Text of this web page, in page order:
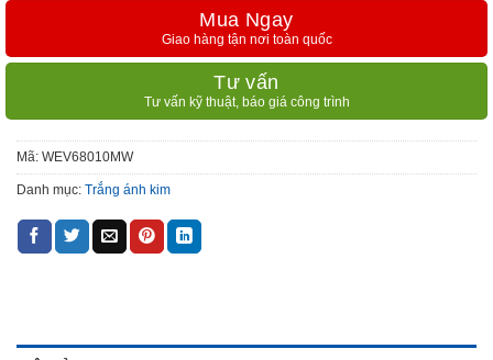
Mua Ngay
Giao hàng tận nơi toàn quốc
Tư vấn
Tư vấn kỹ thuật, báo giá công trình
Mã: WEV68010MW
Danh mục: Trắng ánh kim